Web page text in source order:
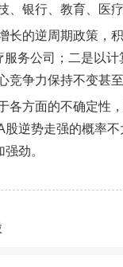
银行、教育、医
的逆周期政策，
务公司；二是以
争力保持不变甚
方面的不确定性
逆势走强的概率
劲。